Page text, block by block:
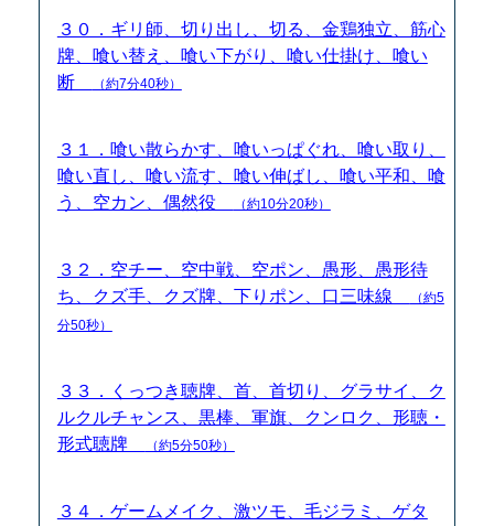
３０．ギリ師、切り出し、切る、金鶏独立、筋心
牌、喰い替え、喰い下がり、喰い仕掛け、喰い
断
（約7分40秒）
３１．喰い散らかす、喰いっぱぐれ、喰い取り、
喰い直し、喰い流す、喰い伸ばし、喰い平和、喰
う、空カン、偶然役
（約10分20秒）
３２．空チー、空中戦、空ポン、愚形、愚形待
ち、クズ手、クズ牌、下りポン、口三味線
（約5
分50秒）
３３．くっつき聴牌、首、首切り、グラサイ、ク
ルクルチャンス、黒棒、軍旗、クンロク、形聴・
形式聴牌
（約5分50秒）
３４．ゲームメイク、激ツモ、毛ジラミ、ゲタ